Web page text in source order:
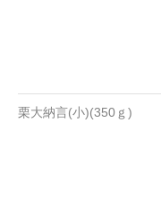
漬物・佃煮
栗大納言(小)(350ｇ)